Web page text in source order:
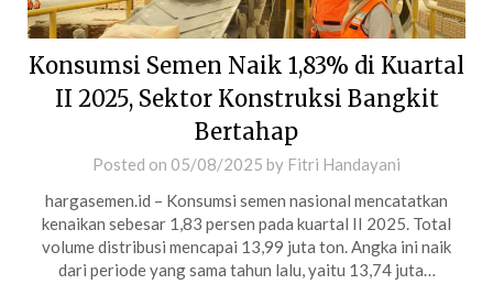
Konsumsi Semen Naik 1,83% di Kuartal
II 2025, Sektor Konstruksi Bangkit
Bertahap
Posted on 05/08/2025 by Fitri Handayani
hargasemen.id – Konsumsi semen nasional mencatatkan
kenaikan sebesar 1,83 persen pada kuartal II 2025. Total
volume distribusi mencapai 13,99 juta ton. Angka ini naik
dari periode yang sama tahun lalu, yaitu 13,74 juta…